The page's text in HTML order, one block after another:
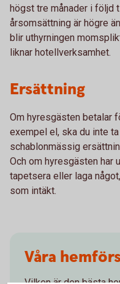
högst tre månader i följd
årsomsättning är högre
blir uthyrningen
liknar hotellverksamhet.
Ersättning
Om hyresgästen betalar
exempel el, ska du inte
schablonmässig
Och om hyresgästen har
tapetsera eller laga
som intäkt.
Våra